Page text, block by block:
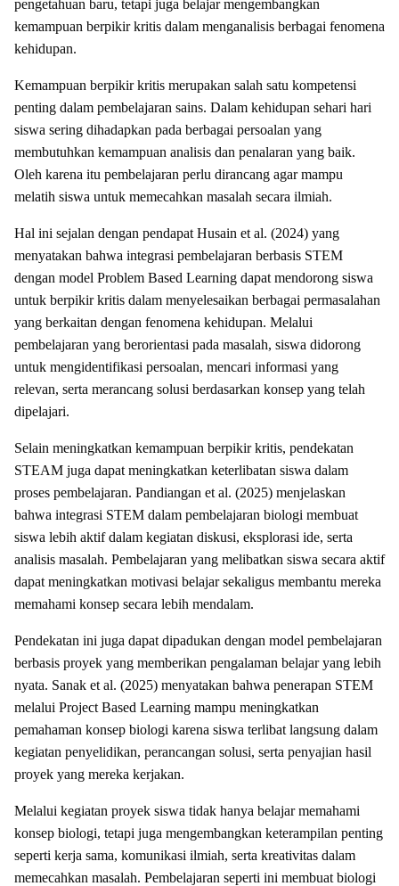
pengetahuan baru, tetapi juga belajar mengembangkan
kemampuan berpikir kritis dalam menganalisis berbagai fenomena
kehidupan.
Kemampuan berpikir kritis merupakan salah satu kompetensi
penting dalam pembelajaran sains. Dalam kehidupan sehari hari
siswa sering dihadapkan pada berbagai persoalan yang
membutuhkan kemampuan analisis dan penalaran yang baik.
Oleh karena itu pembelajaran perlu dirancang agar mampu
melatih siswa untuk memecahkan masalah secara ilmiah.
Hal ini sejalan dengan pendapat Husain et al. (2024) yang
menyatakan bahwa integrasi pembelajaran berbasis STEM
dengan model Problem Based Learning dapat mendorong siswa
untuk berpikir kritis dalam menyelesaikan berbagai permasalahan
yang berkaitan dengan fenomena kehidupan. Melalui
pembelajaran yang berorientasi pada masalah, siswa didorong
untuk mengidentifikasi persoalan, mencari informasi yang
relevan, serta merancang solusi berdasarkan konsep yang telah
dipelajari.
Selain meningkatkan kemampuan berpikir kritis, pendekatan
STEAM juga dapat meningkatkan keterlibatan siswa dalam
proses pembelajaran. Pandiangan et al. (2025) menjelaskan
bahwa integrasi STEM dalam pembelajaran biologi membuat
siswa lebih aktif dalam kegiatan diskusi, eksplorasi ide, serta
analisis masalah. Pembelajaran yang melibatkan siswa secara aktif
dapat meningkatkan motivasi belajar sekaligus membantu mereka
memahami konsep secara lebih mendalam.
Pendekatan ini juga dapat dipadukan dengan model pembelajaran
berbasis proyek yang memberikan pengalaman belajar yang lebih
nyata. Sanak et al. (2025) menyatakan bahwa penerapan STEM
melalui Project Based Learning mampu meningkatkan
pemahaman konsep biologi karena siswa terlibat langsung dalam
kegiatan penyelidikan, perancangan solusi, serta penyajian hasil
proyek yang mereka kerjakan.
Melalui kegiatan proyek siswa tidak hanya belajar memahami
konsep biologi, tetapi juga mengembangkan keterampilan penting
seperti kerja sama, komunikasi ilmiah, serta kreativitas dalam
memecahkan masalah. Pembelajaran seperti ini membuat biologi